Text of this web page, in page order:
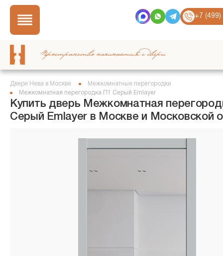
+7
Пространство начинается с двери
Двери Нева в Москве
Межкомнатные перегородки
Межкомнатная перегородка П1 Серый Emlayer
Купить дверь Межкомнатная
Серый Emlayer в Москве и Московской